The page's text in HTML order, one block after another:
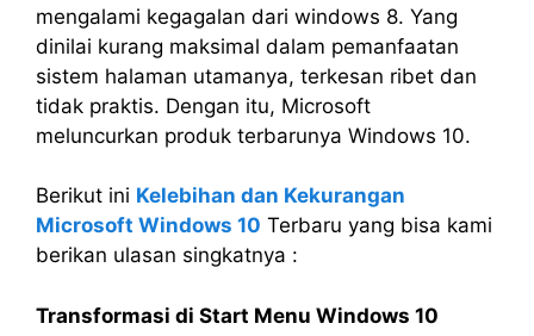
mengalami kegagalan dari windows 8. Yang
dinilai kurang maksimal dalam pemanfaatan
sistem halaman utamanya, terkesan ribet dan
tidak praktis. Dengan itu, Microsoft
meluncurkan produk terbarunya Windows 10.
Berikut ini Kelebihan dan Kekurangan
Microsoft Windows 10 Terbaru yang bisa kami
berikan ulasan singkatnya :
Transformasi di Start Menu Windows 10